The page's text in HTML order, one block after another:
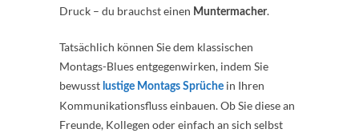
Druck – du brauchst einen Muntermacher.
Tatsächlich können Sie dem klassischen
Montags-Blues entgegenwirken, indem Sie
bewusst lustige Montags Sprüche in Ihren
Kommunikationsfluss einbauen. Ob Sie diese an
Freunde, Kollegen oder einfach an sich selbst